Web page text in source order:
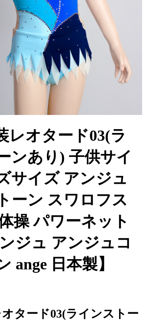
レオタード03(ラ
ンあり) 子供サイ
サイズ アンジュ
ーン スワロフス
操 パワーネット
ジュ アンジュコ
ange 日本製】
タード03(ラインストー